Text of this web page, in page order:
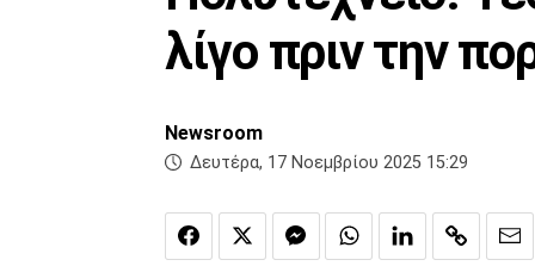
λίγο πριν την
Newsroom
Δευτέρα, 17 Νοεμβρίου 2025 15:29